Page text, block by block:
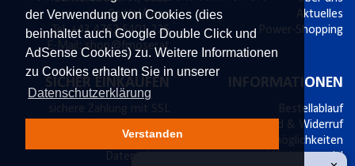
der Verwendung von Cookies (dies
beinhaltet auch Google Double Click und
AdSense Cookies) zu. Weitere Informationen
zu Cookies erhalten Sie in unserer
Datenschutzerklärung
Verstanden
Spittal/Drau
Tel. +43 4762 5401 226
E-Mail: shop@fmoser.at
Aktuelles
Power-Shopping
SICHER EINKAUFEN
sichere Zahlung mit SSL
Käuferschutz
Datenschutz
INFORMATIONEN
Bestellablauf
Versand & Widerruf
Zahlungsmöglichkeiten
Werbematerial
×